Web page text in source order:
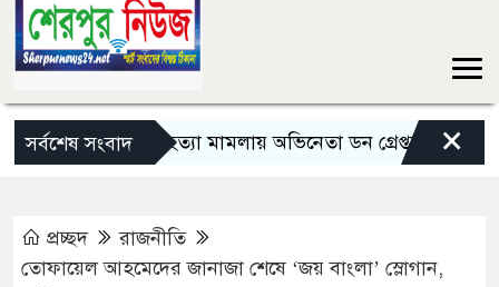
সর্বশেষ সংবাদ
সালমান শাহ হত্যা মামলায় অভিনেতা ডন গ্রেপ্তার ৫ দিনের
×
প্রচ্ছদ
রাজনীতি
তোফায়েল আহমেদের জানাজা শেষে ‘জয় বাংলা’ স্লোগান,